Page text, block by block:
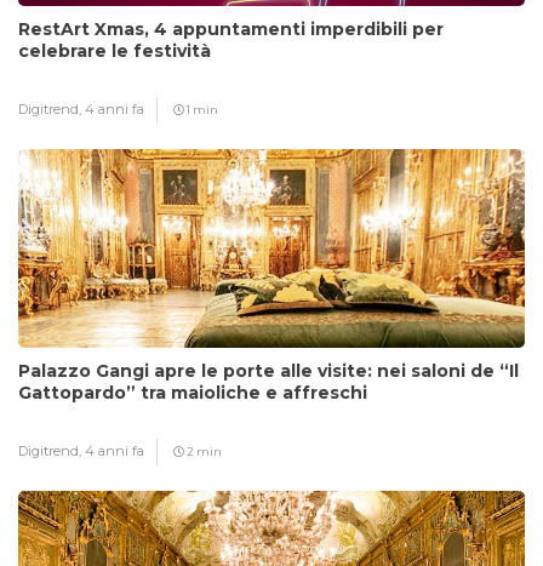
RestArt Xmas, 4 appuntamenti imperdibili per
celebrare le festività
Digitrend, 4 anni fa 1 min
Palazzo Gangi apre le porte alle visite: nei saloni de “Il
Gattopardo” tra maioliche e affreschi
Digitrend, 4 anni fa 2 min